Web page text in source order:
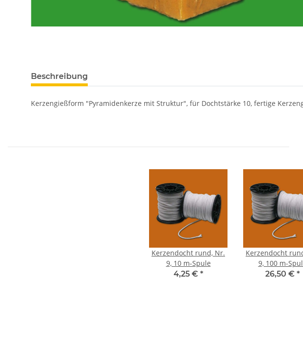
Beschreibung
Kerzengießform "Pyramidenkerze mit Struktur", für Dochtstärke 10, fertige
Kerzendocht rund, Nr.
9, 10 m-Spule
4,25 € *
Kerzendocht
9, 100 m-
26,50 € *